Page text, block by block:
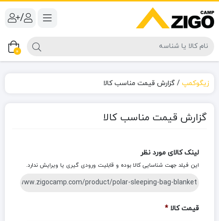
/
0
زیگوکمپ / گزارش قیمت مناسب کالا
گزارش قیمت مناسب کالا
لینک کالای مورد نظر
این فیلد جهت شناسایی کالا بوده و قابلیت ورودی گیری یا ویرایش ندارد.
قیمت کالا *